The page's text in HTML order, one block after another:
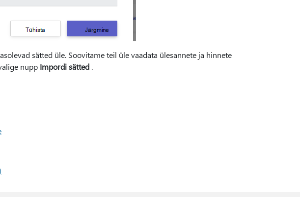
sätted üle. Soovitame teil üle vaadata ülesannete ja hinnete
nupp Impordi sätted .